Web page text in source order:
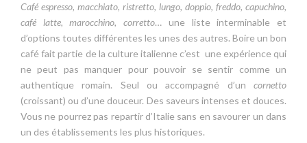
Café espresso, macchiato, ristretto, lungo, doppio, freddo, capuchino,
café latte, marocchino, corretto… une liste interminable et
d’options toutes différentes les unes des autres. Boire un bon
café fait partie de la culture italienne c’est une expérience qui
ne peut pas manquer pour pouvoir se sentir comme un
authentique romain. Seul ou accompagné d’un cornetto
(croissant) ou d’une douceur. Des saveurs intenses et douces.
Vous ne pourrez pas repartir d’Italie sans en savourer un dans
un des établissements les plus historiques.